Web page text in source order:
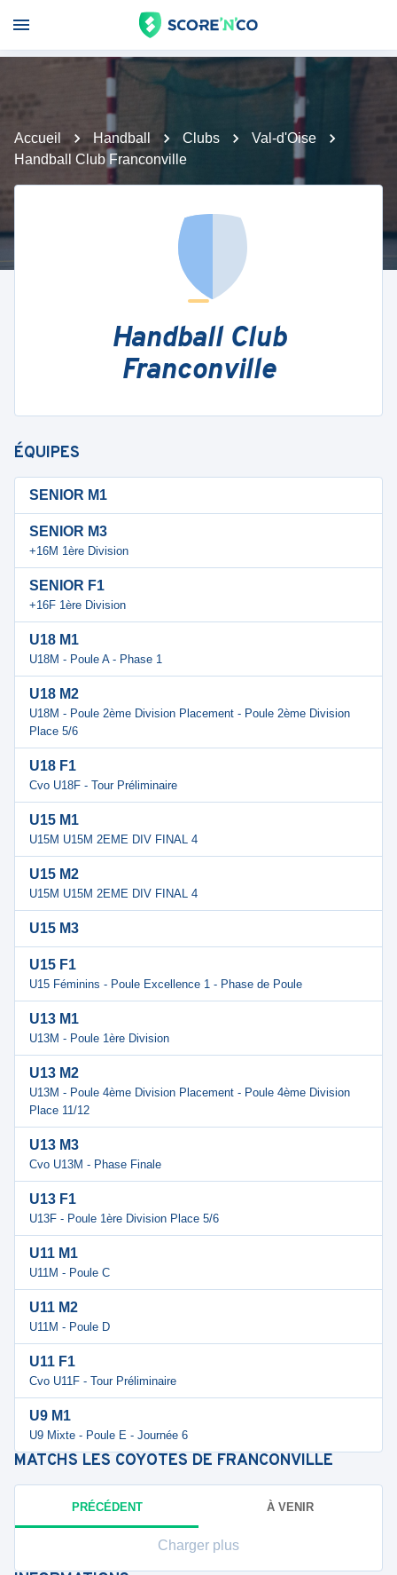
Accueil Handball Clubs
Val-d'Oise
Handball Club Franconville
Handball Club
Franconville
ÉQUIPES
SENIOR M1
SENIOR M3
+16M 1ère Division
SENIOR F1
+16F 1ère Division
U18 M1
U18M - Poule A - Phase 1
U18 M2
U18M - Poule 2ème Division Placement - Poule 2ème Division
Place 5/6
U18 F1
Cvo U18F - Tour Préliminaire
U15 M1
U15M U15M 2EME DIV FINAL 4
U15 M2
U15M U15M 2EME DIV FINAL 4
U15 M3
U15 F1
U15 Féminins - Poule Excellence 1 - Phase de Poule
U13 M1
U13M - Poule 1ère Division
U13 M2
U13M - Poule 4ème Division Placement - Poule 4ème Division
Place 11/12
U13 M3
Cvo U13M - Phase Finale
U13 F1
U13F - Poule 1ère Division Place 5/6
U11 M1
U11M - Poule C
U11 M2
U11M - Poule D
U11 F1
Cvo U11F - Tour Préliminaire
U9 M1
U9 Mixte - Poule E - Journée 6
MATCHS LES COYOTES DE FRANCONVILLE
PRÉCÉDENT À VENIR
Charger plus